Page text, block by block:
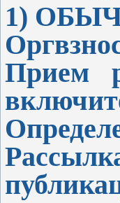
1)
Прием